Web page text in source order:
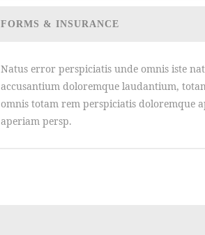
FORMS & INSURANCE
Natus error perspiciatis unde omnis iste
accusantium doloremque laudantium,
omnis totam rem perspiciatis doloremque
aperiam persp.